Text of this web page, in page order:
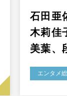
石田亜
木莉佳
美葉、
エンタメ